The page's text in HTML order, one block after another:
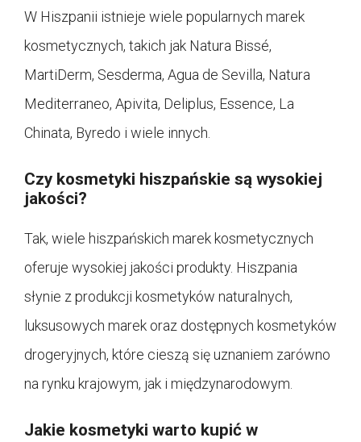
W Hiszpanii istnieje wiele popularnych marek
kosmetycznych, takich jak Natura Bissé,
MartiDerm, Sesderma, Agua de Sevilla, Natura
Mediterraneo, Apivita, Deliplus, Essence, La
Chinata, Byredo i wiele innych.
Czy kosmetyki hiszpańskie są wysokiej
jakości?
Tak, wiele hiszpańskich marek kosmetycznych
oferuje wysokiej jakości produkty. Hiszpania
słynie z produkcji kosmetyków naturalnych,
luksusowych marek oraz dostępnych kosmetyków
drogeryjnych, które cieszą się uznaniem zarówno
na rynku krajowym, jak i międzynarodowym.
Jakie kosmetyki warto kupić w